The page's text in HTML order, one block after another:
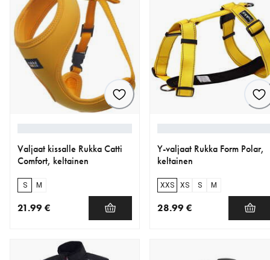
Valjaat kissalle Rukka Catti
Comfort, keltainen
S M
21.99 €
Y-valjaat Rukka Form Polar,
keltainen
XXS XS S M
28.99 €